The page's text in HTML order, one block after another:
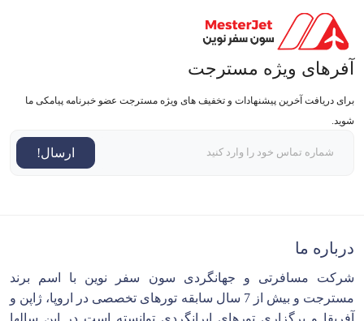
آفرهای ویژه مسترجت
برای دریافت آخرین پیشنهادات و تخفیف های ویژه مسترجت عضو خبرنامه پیامکی ما
شوید.
ارسال!
درباره ما
شرکت مسافرتی و جهانگردی سون سفر نوین با اسم برند
مسترجت و بیش از 7 سال سابقه تورهای تخصصی در اروپا، ژاپن و
آفریقا و برگزاری تورهای ایرانگردی توانسته است در این سالها